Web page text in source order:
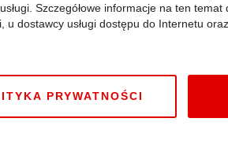
Atrakcje » Jeziora »30 listopada
Na
Mazowieckie:Rowerowo
go szczególnie. Poznał
Szczegółowe informacje na ten
u dostawcy usługi dostępu do Internetu
PRYWATNOŚCI